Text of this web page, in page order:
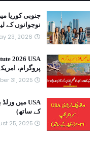
نوجوانوں کے
23, 2026
پروگرام،
31, 2025
کے ساتھ)
25, 2025